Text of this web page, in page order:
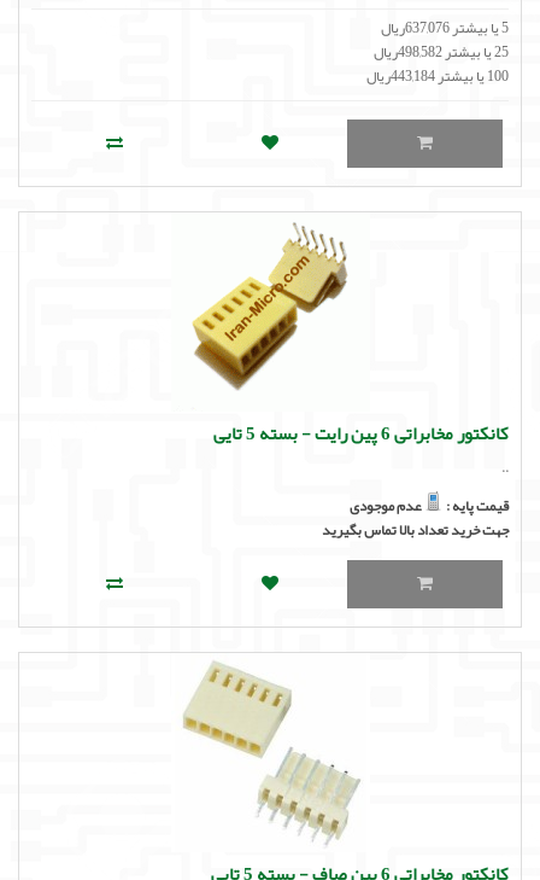
5 یا بیشتر 637,076ریال
25 یا بیشتر 498,582ریال
100 یا بیشتر 443,184ریال
کانکتور مخابراتی 6 پین رایت - بسته 5 تایی
..
قیمت پایه :
عدم موجودی
جهت خرید تعداد بالا تماس بگیرید